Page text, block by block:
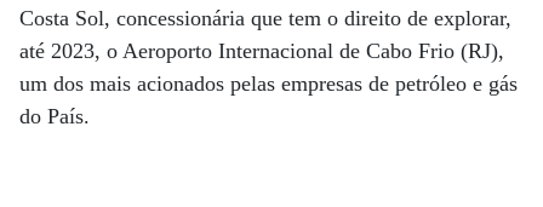
Costa Sol, concessionária que tem o direito de explorar,
até 2023, o Aeroporto Internacional de Cabo Frio (RJ),
um dos mais acionados pelas empresas de petróleo e gás
do País.